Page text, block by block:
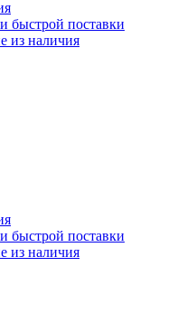
быстрой поставки
быстрой поставки